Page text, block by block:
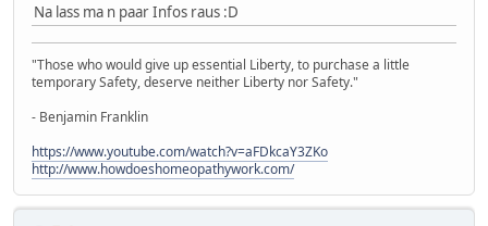
Na lass ma n paar Infos raus :D
"Those who would give up essential Liberty, to purchase a little
temporary Safety, deserve neither Liberty nor Safety."
- Benjamin Franklin
https://www.youtube.com/watch?v=aFDkcaY3ZKo
http://www.howdoeshomeopathywork.com/